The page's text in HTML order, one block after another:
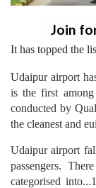
Join
It has topped the
Udaipur airport
is the first
conducted by
the cleanest and
Udaipur airport
passengers.
categorised